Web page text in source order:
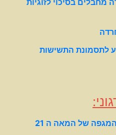
לתסמונת התשישות
של המאה ה 21